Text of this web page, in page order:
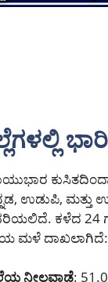
ಉಡುಪಿ, ಮತ್ತು
ಕಳೆದ 24
ಮಳೆ ದಾಖಲಾಗಿದೆ:
ನೀಲವಾಡೆ: